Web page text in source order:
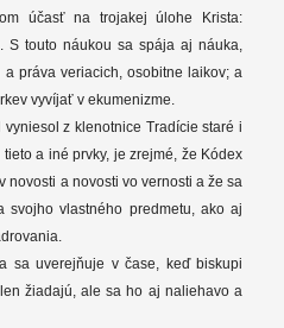
účasť na trojakej úlohe Krista:
S touto náukou sa spája aj náuka,
práva veriacich, osobitne laikov; a
vyvíjať v ekumenizme.
z klenotnice Tradície staré i
a iné prvky, je zrejmé, že Kódex
novosti a novosti vo vernosti a že sa
svojho vlastného predmetu, ako aj
sa uverejňuje v čase, keď biskupi
žiadajú, ale sa ho aj naliehavo a